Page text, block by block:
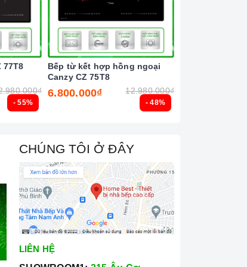
- 55%
77T8
- 48%
Bếp từ kết hợp hồng ngoại
Canzy CZ 75T8
6.800.000₫ 12.980.000₫
CHÚNG TÔI Ở ĐÂY
LIÊN HỆ